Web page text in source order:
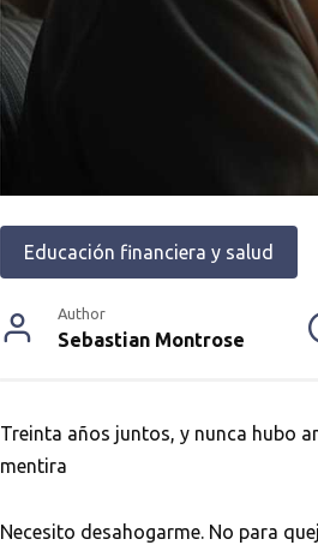
Educación financiera y salud
Author
Sebastian Montrose
Treinta años juntos, y nunca hubo
mentira
Necesito desahogarme. No para